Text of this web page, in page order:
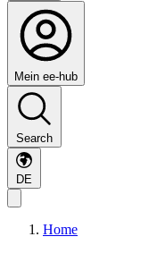
Mein ee-hub
Search
DE
Home